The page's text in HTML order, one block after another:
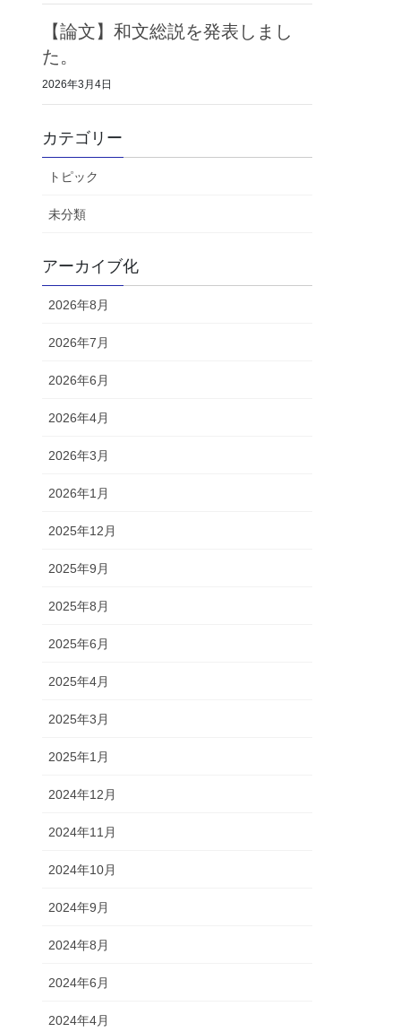
【論文】和文総説を発表しまし
た。
2026年3月4日
カテゴリー
トピック
未分類
アーカイブ化
2026年8月
2026年7月
2026年6月
2026年4月
2026年3月
2026年1月
2025年12月
2025年9月
2025年8月
2025年6月
2025年4月
2025年3月
2025年1月
2024年12月
2024年11月
2024年10月
2024年9月
2024年8月
2024年6月
2024年4月